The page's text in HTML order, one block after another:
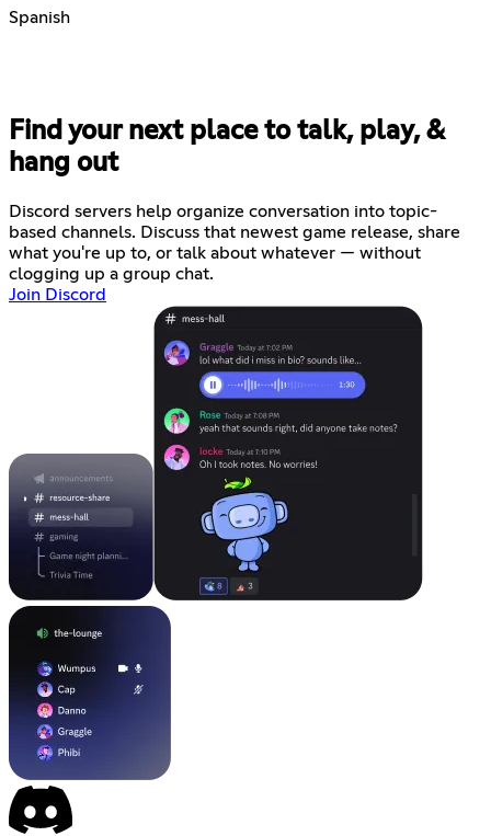
Spanish
Find your next place to talk, play, &
hang out
Discord servers help organize conversation into topic-
based channels. Discuss that newest game release, share
what you're up to, or talk about whatever — without
clogging up a group chat.
Join Discord